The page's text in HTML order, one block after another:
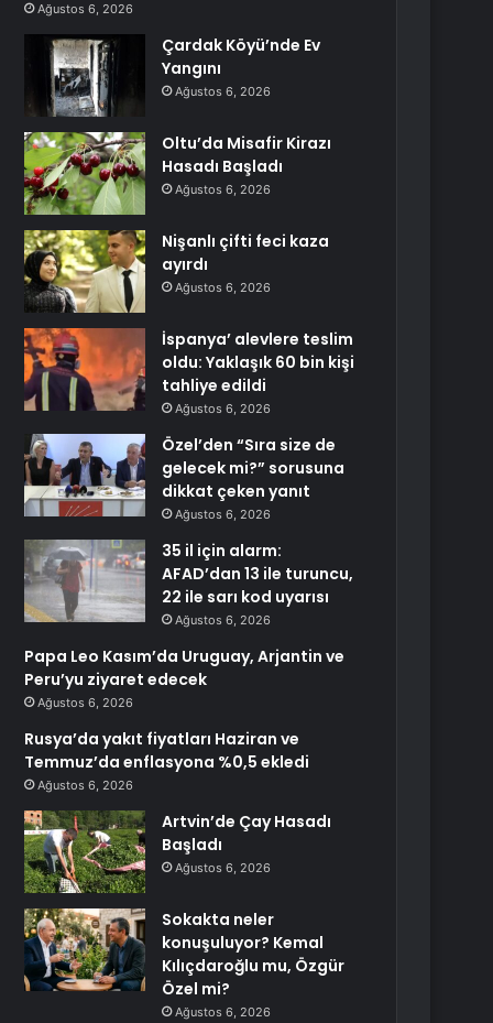
Ağustos 6, 2026
Çardak Köyü’nde Ev
Yangını
Ağustos 6, 2026
Oltu’da Misafir Kirazı
Hasadı Başladı
Ağustos 6, 2026
Nişanlı çifti feci kaza
ayırdı
Ağustos 6, 2026
İspanya’ alevlere teslim
oldu: Yaklaşık 60 bin kişi
tahliye edildi
Ağustos 6, 2026
Özel’den “Sıra size de
gelecek mi?” sorusuna
dikkat çeken yanıt
Ağustos 6, 2026
35 il için alarm:
AFAD’dan 13 ile turuncu,
22 ile sarı kod uyarısı
Ağustos 6, 2026
Papa Leo Kasım’da Uruguay, Arjantin ve
Peru’yu ziyaret edecek
Ağustos 6, 2026
Rusya’da yakıt fiyatları Haziran ve
Temmuz’da enflasyona %0,5 ekledi
Ağustos 6, 2026
Artvin’de Çay Hasadı
Başladı
Ağustos 6, 2026
Sokakta neler
konuşuluyor? Kemal
Kılıçdaroğlu mu, Özgür
Özel mi?
Ağustos 6, 2026